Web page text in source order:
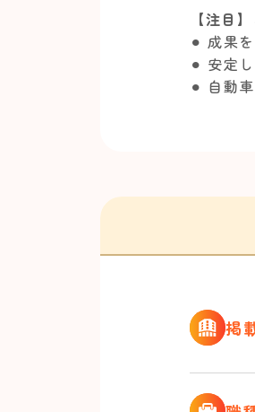
【注目
⚫︎ 成果
⚫︎ 安定
⚫︎ 自動
掲